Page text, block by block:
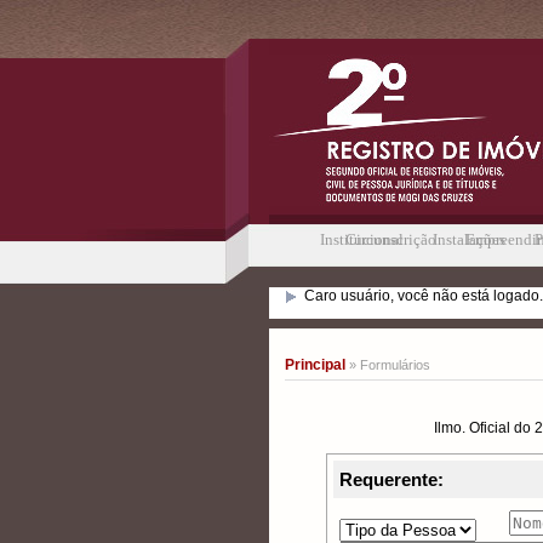
Institucional Instalações
Circunscrição
Caro usuário, você não está logado.
Principal » Formulários
Ilmo. Oficial do
Requerente: